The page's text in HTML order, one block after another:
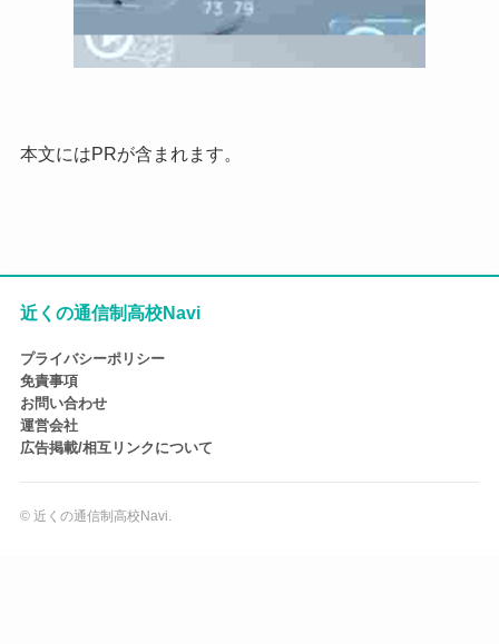
本文にはPRが含まれます。
近くの通信制高校Navi
プライバシーポリシー
免責事項
お問い合わせ
運営会社
広告掲載/相互リンクについて
© 近くの通信制高校Navi.